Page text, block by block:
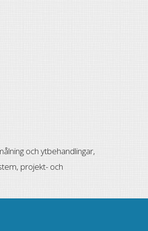
och ytbehandlingar,
projekt- och